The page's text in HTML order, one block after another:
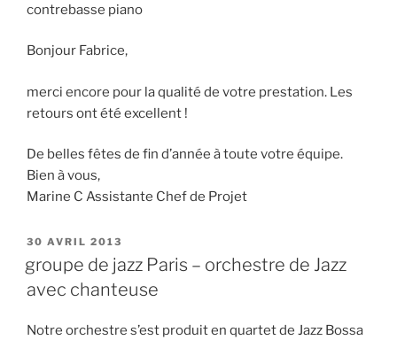
contrebasse piano
Bonjour Fabrice,
merci encore pour la qualité de votre prestation. Les
retours ont été excellent !
De belles fêtes de fin d’année à toute votre équipe.
Bien à vous,
Marine C Assistante Chef de Projet
PUBLIÉ
30 AVRIL 2013
groupe de jazz Paris – orchestre de Jazz
avec chanteuse
Notre orchestre s’est produit en quartet de Jazz Bossa